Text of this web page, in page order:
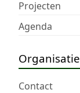
Projecten
Agenda
Organisatie
Contact